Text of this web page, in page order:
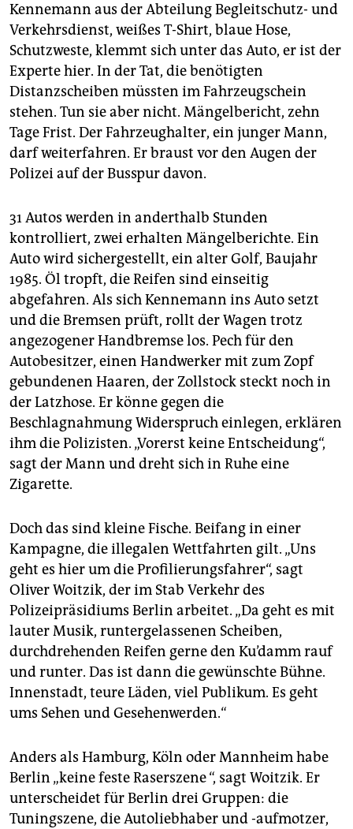
Kennemann aus der Abteilung Begleitschutz- und
Verkehrsdienst, weißes T-Shirt, blaue Hose,
Schutzweste, klemmt sich unter das Auto, er ist der
Experte hier. In der Tat, die benötigten
Distanzscheiben müssten im Fahrzeugschein
stehen. Tun sie aber nicht. Mängelbericht, zehn
Tage Frist. Der Fahrzeughalter, ein junger Mann,
darf weiterfahren. Er braust vor den Augen der
Polizei auf der Busspur davon.
31 Autos werden in anderthalb Stunden
kontrolliert, zwei erhalten Mängelberichte. Ein
Auto wird sichergestellt, ein alter Golf, Baujahr
1985. Öl tropft, die Reifen sind einseitig
abgefahren. Als sich Kennemann ins Auto setzt
und die Bremsen prüft, rollt der Wagen trotz
angezogener Handbremse los. Pech für den
Autobesitzer, einen Handwerker mit zum Zopf
gebundenen Haaren, der Zollstock steckt noch in
der Latzhose. Er könne gegen die
Beschlagnahmung Widerspruch einlegen, erklären
ihm die Polizisten. „Vorerst keine Entscheidung“,
sagt der Mann und dreht sich in Ruhe eine
Zigarette.
Doch das sind kleine Fische. Beifang in einer
Kampagne, die illegalen Wettfahrten gilt. „Uns
geht es hier um die Profilierungsfahrer“, sagt
Oliver Woitzik, der im Stab Verkehr des
Polizeipräsidiums Berlin arbeitet. „Da geht es mit
lauter Musik, runtergelassenen Scheiben,
durchdrehenden Reifen gerne den Ku’damm rauf
und runter. Das ist dann die gewünschte Bühne.
Innenstadt, teure Läden, viel Publikum. Es geht
ums Sehen und Gesehenwerden.“
Anders als Hamburg, Köln oder Mannheim habe
Berlin „keine feste Raserszene “, sagt Woitzik. Er
unterscheidet für Berlin drei Gruppen: die
Tuningszene, die Autoliebhaber und -aufmotzer,